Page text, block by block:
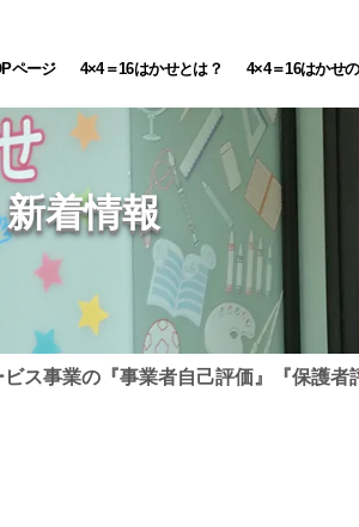
ページ 4×4＝16はかせとは？ 4×4＝16はかせ
新着情報
ス事業の『事業者自己評価』『保護